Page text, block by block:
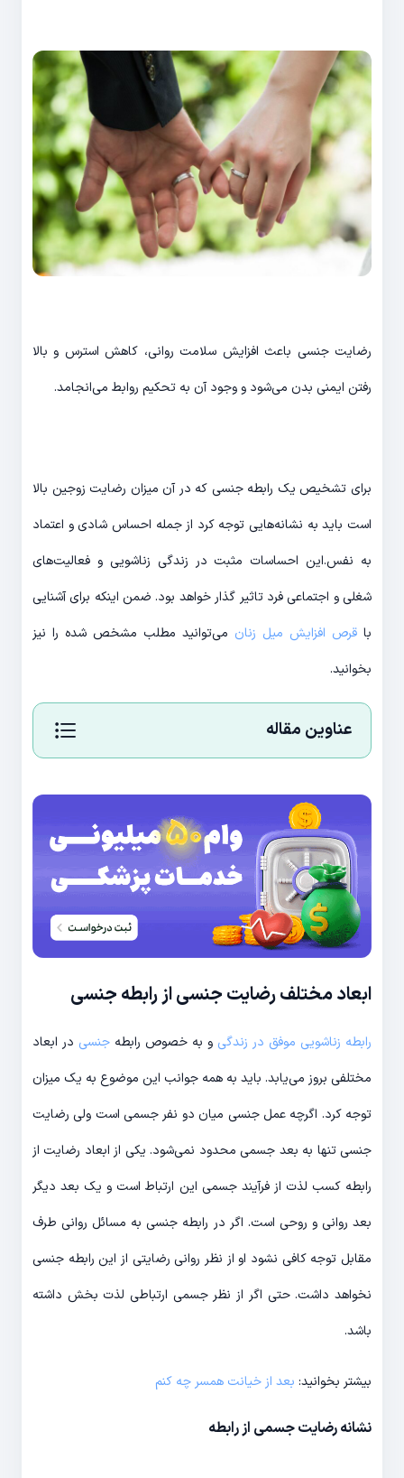
رضایت جنسی باعث افزایش سلامت روانی، کاهش استرس و بالا
رفتن ایمنی بدن می‌شود و وجود آن به تحکیم روابط می‌انجامد.
برای تشخیص یک رابطه جنسی که در آن میزان رضایت زوجین بالا
است باید به نشانه‌هایی توجه کرد از جمله احساس شادی و اعتماد
به نفس.این احساسات مثبت در زندگی زناشویی و فعالیت‌های
شغلی و اجتماعی فرد تاثیر گذار خواهد بود. ضمن اینکه برای آشنایی
با قرص افزایش میل زنان می‌توانید مطلب مشخص شده را نیز
بخوانید.
عناوین مقاله
ابعاد مختلف رضایت جنسی از رابطه جنسی
رابطه زناشویی موفق در زندگی و به خصوص رابطه جنسی در ابعاد
مختلفی بروز می‌یابد. باید به همه جوانب این موضوع به یک میزان
توجه کرد. اگرچه عمل جنسی میان دو نفر جسمی است ولی رضایت
جنسی تنها به بعد جسمی محدود نمی‌شود. یکی از ابعاد رضایت از
رابطه کسب لذت از فرآیند جسمی این ارتباط است و یک بعد دیگر
بعد روانی و روحی است. اگر در رابطه جنسی به مسائل روانی طرف
مقابل توجه کافی نشود او از نظر روانی رضایتی از این رابطه جنسی
نخواهد داشت. حتی اگر از نظر جسمی ارتباطی لذت بخش داشته
باشد.
بیشتر بخوانید: بعد از خیانت همسر چه کنم
نشانه رضایت جسمی از رابطه